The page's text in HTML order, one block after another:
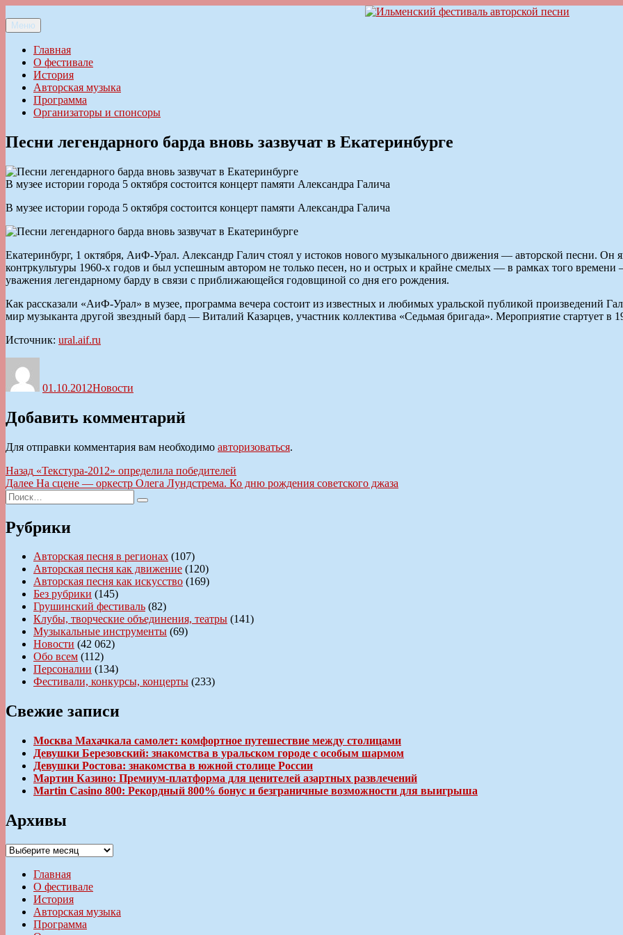
к
содержимому
Ильменский фестиваль авторской песни
Меню
Главная
О фестивале
История
Авторская музыка
Программа
Организаторы и спонсоры
Песни легендарного барда вновь зазвучат в Екатеринбурге
В музее истории города 5 октября состоится концерт памяти Александра Галича
В музее истории города 5 октября состоится концерт памяти Александра Галича
Екатеринбург, 1 октября, АиФ-Урал. Александр Галич стоял у истоков нового музыкального движения — авторской песни. Он
контркультуры 1960-х годов и был успешным автором не только песен, но и острых и крайне смелых — в рамках того
уважения легендарному барду в связи с приближающейся годовщиной со дня его рождения.
Как рассказали «АиФ-Урал» в музее, программа вечера состоит из известных и любимых уральской публикой произведений
мир музыканта другой звездный бард — Виталий Казарцев, участник коллектива «Седьмая бригада». Мероприятие стартует в
Источник: ural.aif.ru
01.10.2012Новости
Добавить комментарий
Для отправки комментария вам необходимо авторизоваться.
Навигация
по
записям
Назад Предыдущая
запись:
«Текстура-2012» определила победителей
Далее Следующая
На сцене — оркестр Олега Лундстрема. Ко дню рождения советского джаза
Искать:
Поиск
Рубрики
Авторская песня в регионах (107)
Авторская песня как движение (120)
Авторская песня как искусство (169)
Без рубрики (145)
Грушинский фестиваль (82)
Клубы, творческие объединения, театры (141)
Музыкальные инструменты (69)
Новости (42 062)
Обо всем (112)
Персоналии (134)
Фестивали, конкурсы, концерты (233)
Свежие записи
Москва Махачкала самолет: комфортное путешествие между столицами
Девушки Березовский: знакомства в уральском городе с особым шармом
Девушки Ростова: знакомства в южной столице России
Мартин Казино: Премиум-платформа для ценителей азартных развлечений
Martin Casino 800: Рекордный 800% бонус и безграничные возможности для выигрыша
Архивы
Архивы
Главная
О фестивале
История
Авторская музыка
Программа